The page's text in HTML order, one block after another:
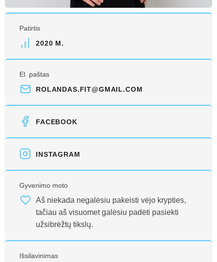
Patirtis
2020 M.
El. paštas
ROLANDAS.FIT@GMAIL.COM
FACEBOOK
INSTAGRAM
Gyvenimo moto
Aš niekada negalėsiu pakeisti vėjo krypties,
tačiau aš visuomet galėsiu padėti pasiekti
užsibrėžtų tikslų.
Išsilavinimas